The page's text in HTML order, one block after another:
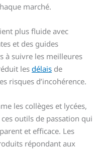
marché.
plus fluide avec
et des guides
à suivre les meilleures
lesdélais de
risques d’incohérence.
les collèges et lycées,
outils de passation qui
et efficace. Les
répondant aux